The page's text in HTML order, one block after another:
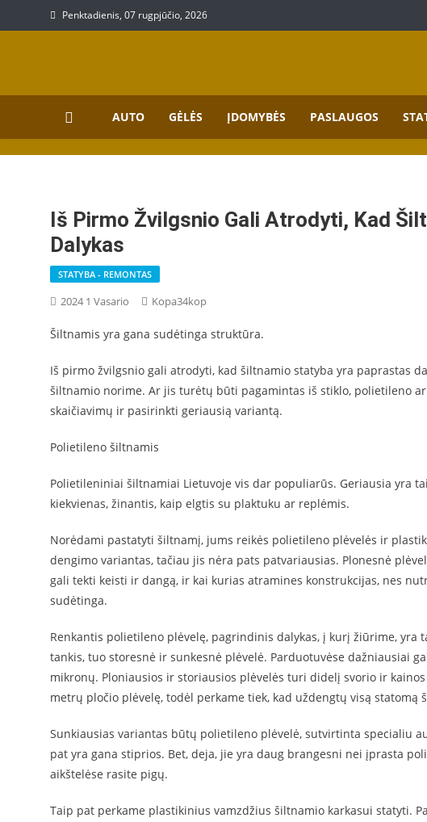
to
Penktadienis, 07 rugpjūčio, 2026
AUTO GĖLĖS ĮDOMYBĖS PASLAUGOS
Iš Pirmo Žvilgsnio Gali Atrodyti, Kad
Dalykas
STATYBA - REMONTAS
2024 1 Vasario Kopa34kop
Šiltnamis yra gana sudėtinga struktūra.
Iš pirmo žvilgsnio gali atrodyti, kad šiltnamio statyba yra paprastas
šiltnamio norime. Ar jis turėtų būti pagamintas iš stiklo, polietileno
skaičiavimų ir pasirinkti geriausią variantą.
Polietileno šiltnamis
Polietileniniai šiltnamiai Lietuvoje vis dar populiarūs. Geriausia yra
kiekvienas, žinantis, kaip elgtis su plaktuku ar replėmis.
Norėdami pastatyti šiltnamį, jums reikės polietileno plėvelės ir
dengimo variantas, tačiau jis nėra pats patvariausias. Plonesnė
gali tekti keisti ir dangą, ir kai kurias atramines konstrukcijas, nes
sudėtinga.
Renkantis polietileno plėvelę, pagrindinis dalykas, į kurį žiūrime, yra
tankis, tuo storesnė ir sunkesnė plėvelė. Parduotuvėse dažniausiai
mikronų. Ploniausios ir storiausios plėvelės turi didelį svorio ir
metrų pločio plėvelę, todėl perkame tiek, kad uždengtų visą
Sunkiausias variantas būtų polietileno plėvelė, sutvirtinta specialiu
pat yra gana stiprios. Bet, deja, jie yra daug brangesni nei įprasta
aikštelėse rasite pigų.
Taip pat perkame plastikinius vamzdžius šiltnamio karkasui statyti.